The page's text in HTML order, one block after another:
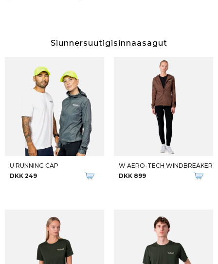
Siunnersuutigisinnaasagut
U RUNNING CAP
DKK 249
W AERO-TECH WINDBREAKER
DKK 899